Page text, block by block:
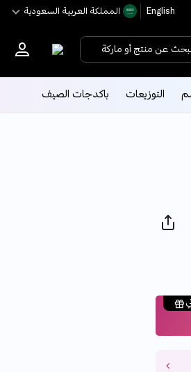
English اﻟﻤﻤﻠﻜﺔ اﻟﻌﺮﺑﻴﺔ اﻟﺴﻌﻮدﻳﺔ
عن منتج أو ماركة
التوزيعات باكدجات الصيف